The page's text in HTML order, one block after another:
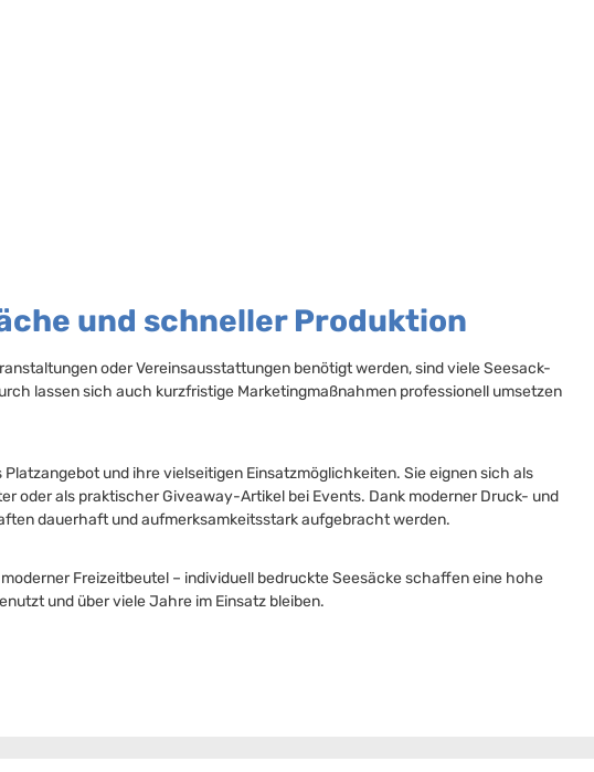
und schneller Produktion
oder Vereinsausstattungen benötigt werden, sind viele Seesack-
lassen sich auch kurzfristige Marketingmaßnahmen professionell umsetzen
und ihre vielseitigen Einsatzmöglichkeiten. Sie eignen sich als
oder als praktischer Giveaway-Artikel bei Events. Dank moderner Druck- und
dauerhaft und aufmerksamkeitsstark aufgebracht werden.
Freizeitbeutel – individuell bedruckte Seesäcke schaffen eine hohe
und über viele Jahre im Einsatz bleiben.